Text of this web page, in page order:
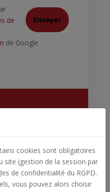
de
de Google
cookies sont obligatoires
(gestion de la session par
de confidentialité du RGPD.
vous pouvez alors choisir